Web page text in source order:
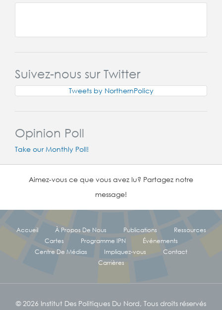
Suivez-nous sur Twitter
Tweets by NorthernPolicy
Opinion Poll
Take our Monthly Poll!
Aimez-vous ce que vous avez lu? Partagez notre
message!
Accueil À Propos De Nous Publications
Ressources
Cartes
Programme IPN
Événements
Centre De Médias
Impliquez-vous
Contact
Carrières
© 2026 Institut Des Politiques Du Nord, Tous droits réservés